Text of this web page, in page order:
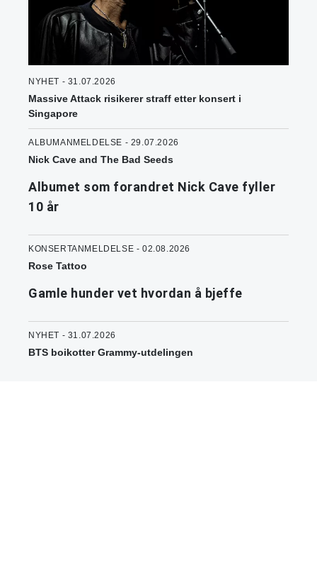
NYHET - 31.07.2026
Massive Attack risikerer straff etter konsert i
Singapore
ALBUMANMELDELSE - 29.07.2026
Nick Cave and The Bad Seeds
Albumet som forandret Nick Cave fyller
10 år
KONSERTANMELDELSE - 02.08.2026
Rose Tattoo
Gamle hunder vet hvordan å bjeffe
NYHET - 31.07.2026
BTS boikotter Grammy-utdelingen